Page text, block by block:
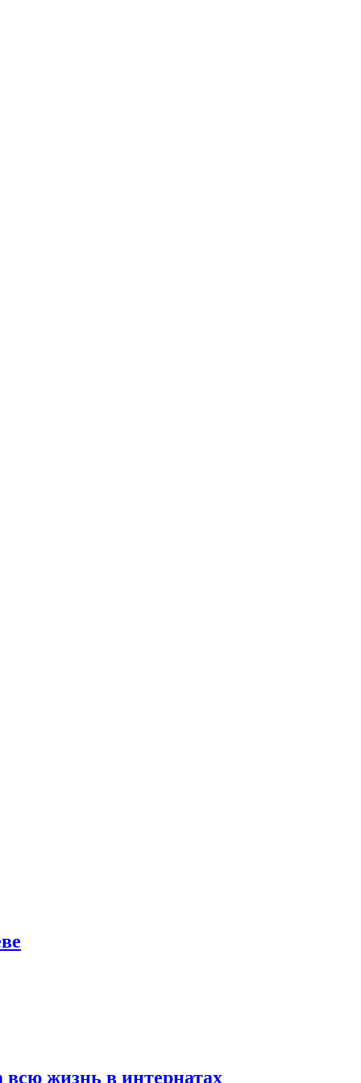
всю жизнь в интернатах